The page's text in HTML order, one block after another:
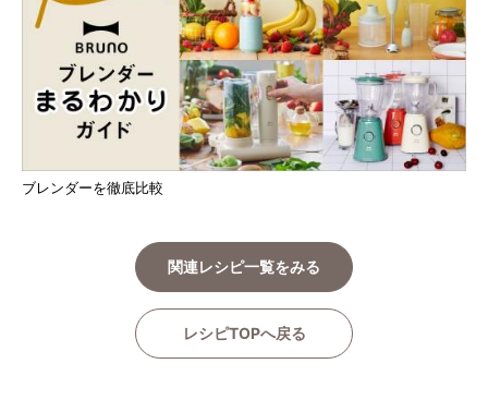
ブレンダーを徹底比較
関連レシピ一覧をみる
レシピTOPへ戻る